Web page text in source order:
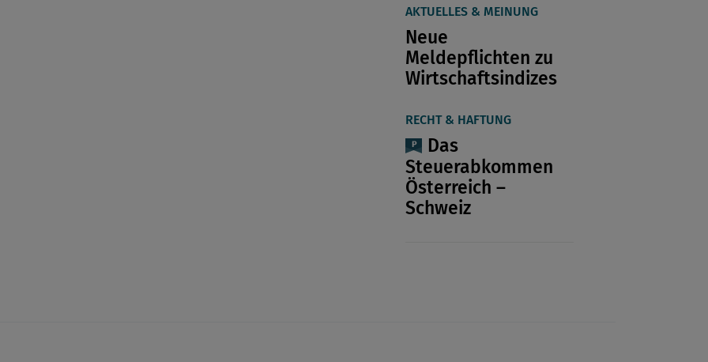
AKTUELLES & MEINUNG
Neue
Meldepflichten zu
Wirtschaftsindizes
RECHT & HAFTUNG
Das
Steuerabkommen
Österreich –
Schweiz